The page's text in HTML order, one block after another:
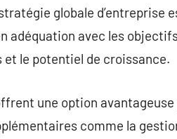
globale d’entreprise
adéquation avec les
le potentiel de croissance.
une option
comme la